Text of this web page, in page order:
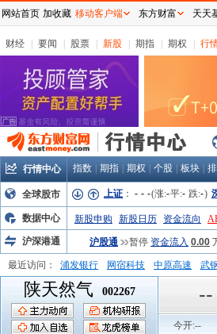
财经 要闻 股票 新股 期指 期权 行
行情中心 指数 期指 期权 个股 板块
全球股市 上证 ： - - -(涨:-平:- 跌:-)
数据中心 新股申购 新股日历 资金流向
沪深港通
沪股通 暂停 资金流入 0.00
最近访问： 浦发银行 网宿科技 中原高速 武
弘业股份
富临运业
陕天然气 002267 --
今开:--
网站首页 加收藏 移动客户端 东方财富 天天